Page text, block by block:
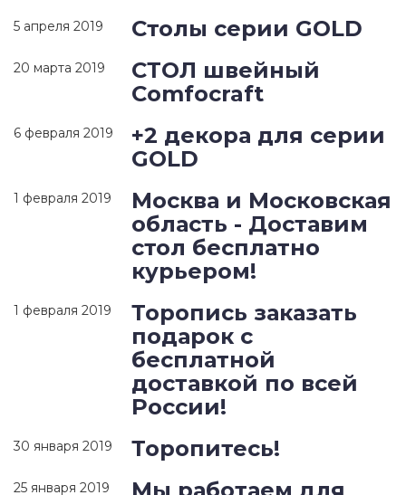
5 апреля 2019 Столы серии GOLD
20 марта 2019
СТОЛ швейный
Comfocraft
6 февраля 2019
+2 декора для серии
GOLD
1 февраля 2019
Москва и Московская
область - Доставим
стол бесплатно
курьером!
1 февраля 2019
Торопись заказать
подарок с
бесплатной
доставкой по всей
России!
30 января 2019 Торопитесь!
25 января 2019